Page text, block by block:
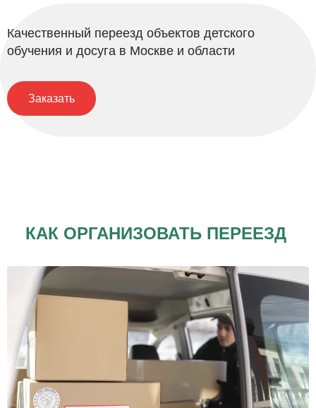
Качественный переезд объектов детского
обучения и досуга в Москве и области
Заказать
КАК ОРГАНИЗОВАТЬ ПЕРЕЕЗД